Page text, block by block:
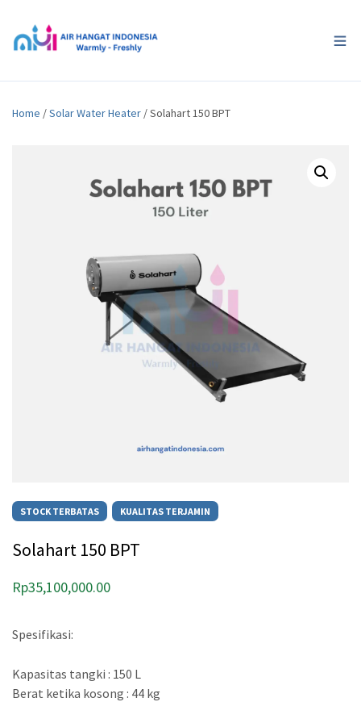
Home /Solar Water Heater / Solahart 150 BPT
STOCK TERBATAS KUALITAS TERJAMIN
Solahart 150 BPT
Rp35,100,000.00
Spesifikasi:
Kapasitas tangki : 150 L
Berat ketika kosong : 44 kg